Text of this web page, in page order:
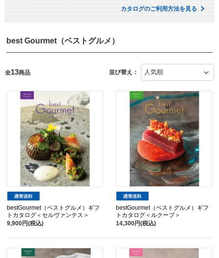
カタログのご利用方法を見る
best Gourmet（ベストグルメ）
全13商品 並び替え：
bestGourmet（ベストグルメ）ギフ
トカタログ＜セルヴァンテス＞
9,900円(税込)
bestGourmet（ベストグルメ）ギフ
トカタログ＜ルクーブ＞
14,300円(税込)